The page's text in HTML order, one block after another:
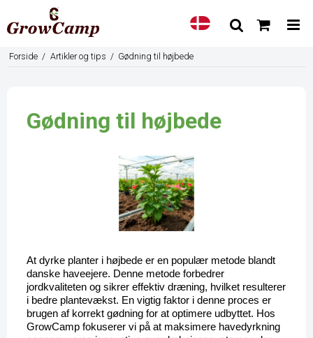
Forside / Artikler og tips / Gødning til højbede
Gødning til højbede
At dyrke planter i højbede er en populær metode blandt
danske haveejere. Denne metode forbedrer
jordkvaliteten og sikrer effektiv dræning, hvilket resulterer
i bedre plantevækst. En vigtig faktor i denne proces er
brugen af korrekt gødning for at optimere udbyttet. Hos
GrowCamp fokuserer vi på at maksimere havedyrkning